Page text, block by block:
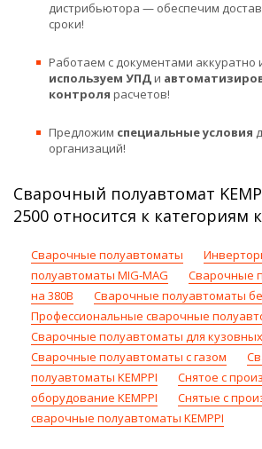
дистрибьютора — обеспечим
сроки!
Работаем с документами
используем УПДи
контроля расчетов!
Предложим специальные условия
организаций!
Сварочный полуавтомат
2500 относится к категориям
Сварочные полуавтоматы
полуавтоматы MIG-MAG
Сварочные
на 380В
Сварочные полуавтоматы
Профессиональные сварочные
Сварочные полуавтоматы для
Сварочные полуавтоматы с газом
полуавтоматы KEMPPI
Снятое с
оборудование KEMPPI
Снятые с
сварочные полуавтоматы KEMPPI